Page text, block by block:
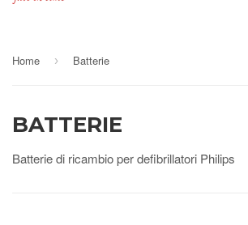
Home › Batterie
BATTERIE
Batterie di ricambio per defibrillatori Philips